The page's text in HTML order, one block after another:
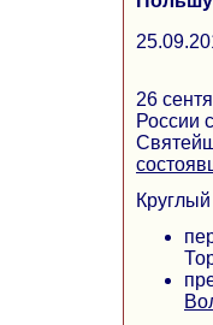
26
России